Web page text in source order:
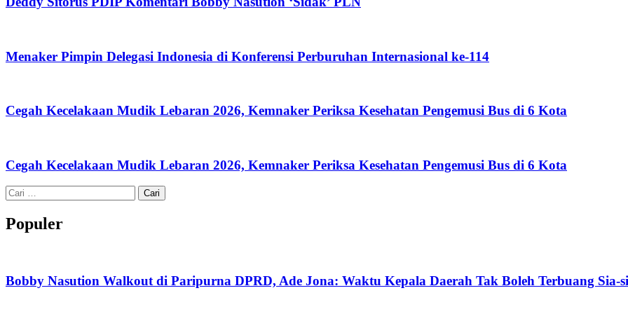
Menaker Pimpin Delegasi Indonesia di Konferensi Perburuhan Internasional ke-114
Cegah Kecelakaan Mudik Lebaran 2026, Kemnaker Periksa Kesehatan Pengemusi Bus di 6 Kota
Cegah Kecelakaan Mudik Lebaran 2026, Kemnaker Periksa Kesehatan Pengemusi Bus di 6 Kota
Cari
untuk:
Populer
Bobby Nasution Walkout di Paripurna DPRD, Ade Jona: Waktu Kepala Daerah Tak Boleh Terbuang Sia-